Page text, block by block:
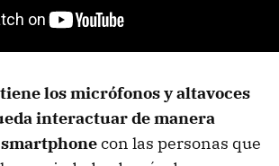
los micrófonos y altavoces
interactuar de manera
con las personas que